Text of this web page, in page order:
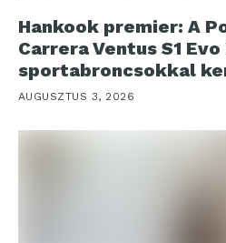
Hankook premier: A
Carrera Ventus S1 Evo
sportabroncsokkal
AUGUSZTUS 3, 2026